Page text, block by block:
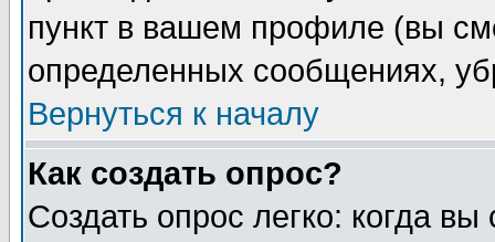
пункт в вашем профиле (вы
определенных сообщениях,
Вернуться к началу
Как создать опрос?
Создать опрос легко: когда